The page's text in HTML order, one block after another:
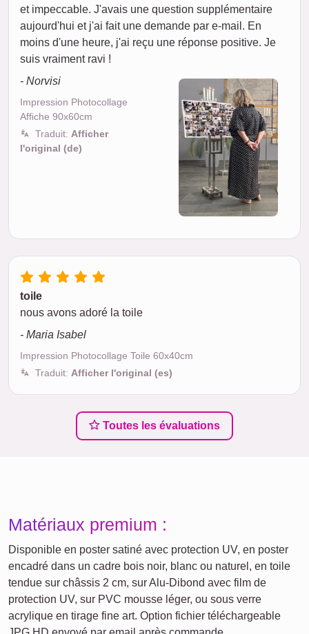
et impeccable. J'avais une question supplémentaire
aujourd'hui et j'ai fait une demande par e-mail. En
moins d'une heure, j'ai reçu une réponse positive. Je
suis vraiment ravi !
- Norvisi
Impression Photocollage
Affiche 90x60cm
Traduit: Afficher
l'original (de)
toile
nous avons adoré la toile
- Maria Isabel
Impression Photocollage Toile 60x40cm
Traduit: Afficher l'original (es)
Toutes les évaluations
Matériaux premium :
Disponible en poster satiné avec protection UV, en poster
encadré dans un cadre bois noir, blanc ou naturel, en toile
tendue sur châssis 2 cm, sur Alu-Dibond avec film de
protection UV, sur PVC mousse léger, ou sous verre
acrylique en tirage fine art. Option fichier téléchargeable